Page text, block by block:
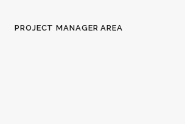
PROJECT MANAGER AREA